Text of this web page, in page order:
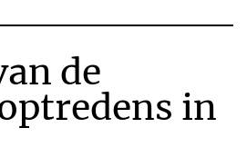
de
in